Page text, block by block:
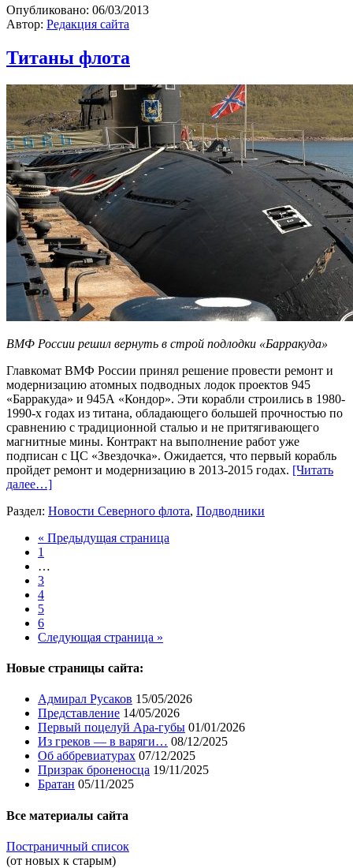
Опубликовано: 06/03/2013
Автор: Редакция сайта
Титаны флота
ВМФ России решил вернуть в строй подлодки «Барракуда»
Главкомат ВМФ России принял решение провести ремонт и
модернизацию атомных подводных лодок проектов 945
«Барракуда» и 945А «Кондор». Эти корабли строились в 1980-
1990-х годах из титана, обладающего большей прочностью по
сравнению с традиционной сталью и не притягивающего
магнитные мины. Контракт на выполнение работ уже
подписан с ЦС «Звездочка». Ожидается, что первый корабль
пройдет ремонт и модернизацию в 2013-2015 годах. [Читать
далее…]
Раздел: Новости Северного флота, Подводники
« Предыдущая страница
1
…
3
4
5
6
Следующая страница »
Новые страницы сайта:
Адмирал Русаков 15/05/2026
Представление 14/05/2026
Первый поцелуй Ара-губы 01/01/2026
Из греков — в варяги… 08/12/2025
Об аббревиатурах 07/12/2025
Призрак броненосца 19/11/2025
Братан 05/11/2025
Все материалы сайта
Постраничный список
(от новых к старым)